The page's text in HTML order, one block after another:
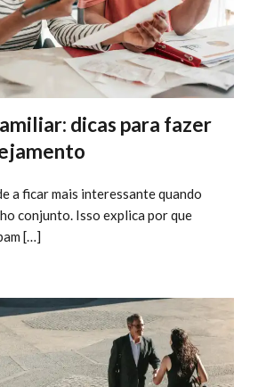
dicas para fazer
a ficar mais interessante quando
conjunto. Isso explica por que
[…]